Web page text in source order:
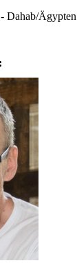
Dahab/Ägypten